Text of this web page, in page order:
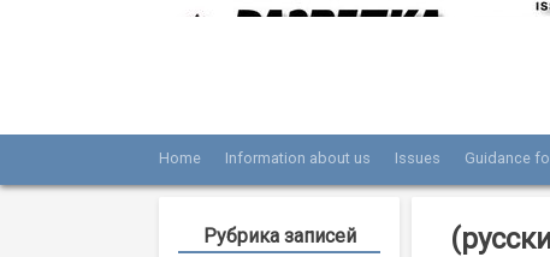
Журнал «Разведка и охрана недр»
Мы рады вас приветствовать на сайте
Home Information about us Issues Guidance
Рубрика записей